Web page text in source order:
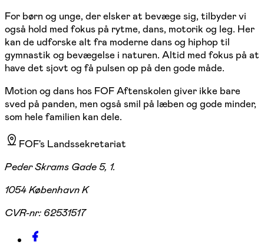
For børn og unge, der elsker at bevæge sig, tilbyder vi
også hold med fokus på rytme, dans, motorik og leg. Her
kan de udforske alt fra moderne dans og hiphop til
gymnastik og bevægelse i naturen. Altid med fokus på at
have det sjovt og få pulsen op på den gode måde.
Motion og dans hos FOF Aftenskolen giver ikke bare
sved på panden, men også smil på læben og gode minder,
som hele familien kan dele.
FOF's Landssekretariat
Peder Skrams Gade 5, 1.
1054 København K
CVR-nr: 62531517